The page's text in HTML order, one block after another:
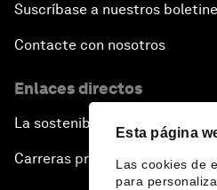
Esta página
Las cookies de
para
Suscríbase a nuestros
Contacte con nosotros
Enlaces directos
La sostenibilidad en el Foro
Carreras profesionales